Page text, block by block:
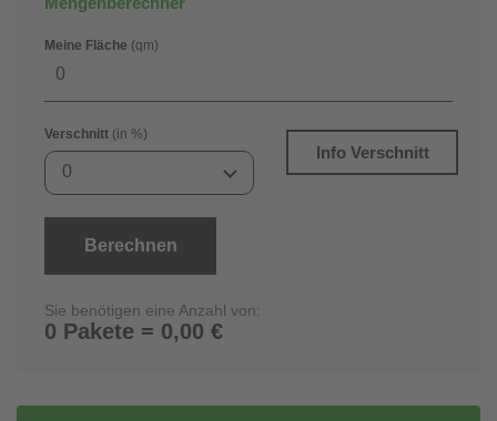
Meine Fläche (qm)
Verschnitt (in %)
0
Info Verschnitt
Berechnen
Sie benötigen eine Anzahl von:
0 Pakete = 0,00 €